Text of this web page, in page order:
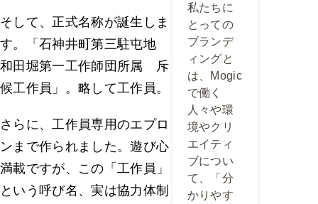
そして、正式名称が誕生しま
す。「石神井町第三駐屯地
和田堀第一工作師団所属 斥
候工作員」。略して工作員。
さらに、工作員専用のエプロ
ンまで作られました。遊び心
満載ですが、この「工作員」
という呼び名、実は協力体制
私たちに
とっての
ブランデ
ィングと
は、Mogic
で働く
人々や環
境やクリ
エイティ
ブについ
て、「分
かりやす